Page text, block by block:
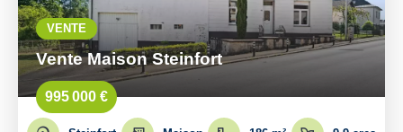
VENTE
Vente Maison Steinfort
995 000 €